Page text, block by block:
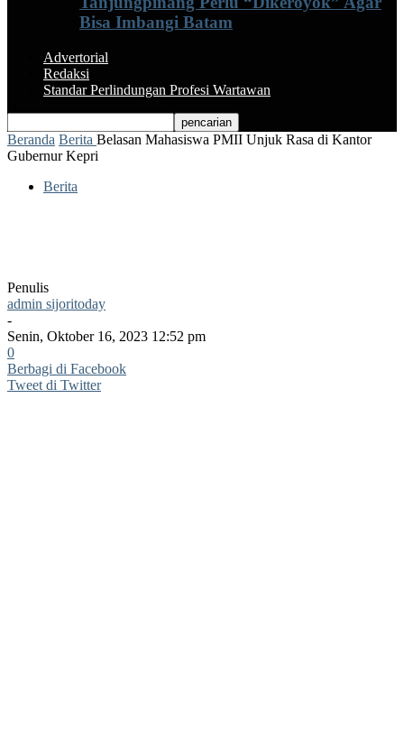
Bisa Imbangi Batam
Advertorial
Redaksi
Standar Perlindungan Profesi Wartawan
Beranda Berita Belasan Mahasiswa PMII Unjuk Rasa di Kantor
Gubernur Kepri
Berita
Penulis
admin sijoritoday
-
Senin, Oktober 16, 2023 12:52 pm
0
Berbagi di Facebook
Tweet di Twitter